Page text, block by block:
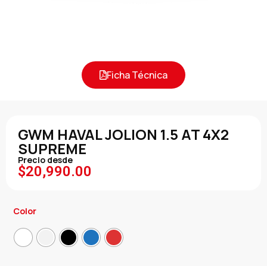
Ficha Técnica
GWM HAVAL JOLION 1.5 AT 4X2
SUPREME
Precio desde
$20,990.00
Color